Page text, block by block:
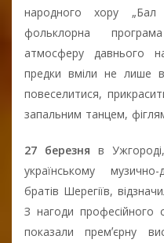
народного хору
фольклорна
атмосферу давнього
предки вміли не лише
повеселитися,
запальним танцем,
27 березня в
українському
братів Шерегіїв,
З нагоди професійного
показали премʼєрну